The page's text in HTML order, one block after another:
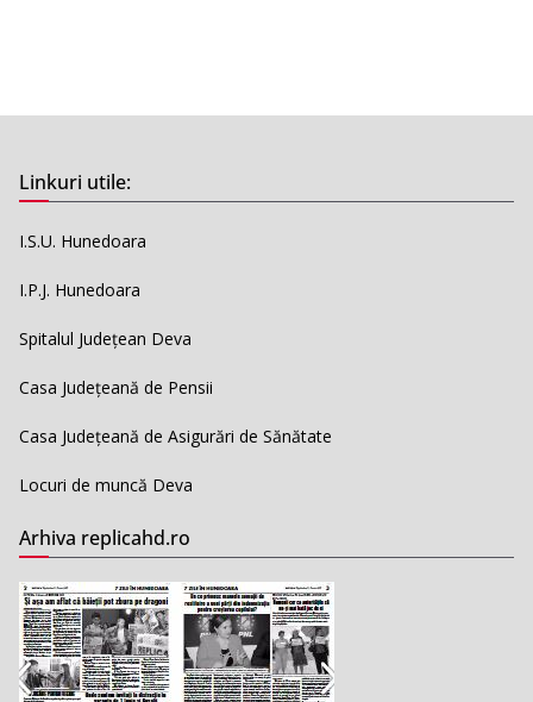
Linkuri utile:
I.S.U. Hunedoara
I.P.J. Hunedoara
Spitalul Județean Deva
Casa Județeană de Pensii
Casa Județeană de Asigurări de Sănătate
Locuri de muncă Deva
Arhiva replicahd.ro